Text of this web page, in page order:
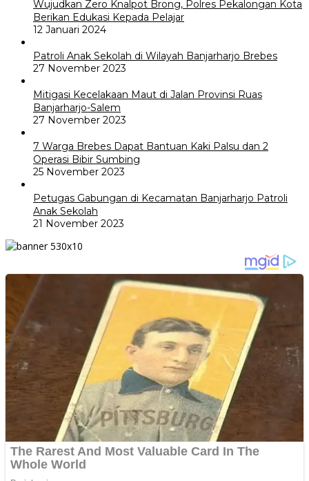
Wujudkan Zero Knalpot Brong, Polres Pekalongan Kota
Berikan Edukasi Kepada Pelajar
12 Januari 2024
Patroli Anak Sekolah di Wilayah Banjarharjo Brebes
27 November 2023
Mitigasi Kecelakaan Maut di Jalan Provinsi Ruas
Banjarharjo-Salem
27 November 2023
7 Warga Brebes Dapat Bantuan Kaki Palsu dan 2
Operasi Bibir Sumbing
25 November 2023
Petugas Gabungan di Kecamatan Banjarharjo Patroli
Anak Sekolah
21 November 2023